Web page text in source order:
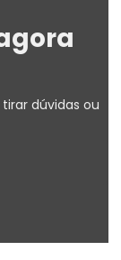
dúvidas ou